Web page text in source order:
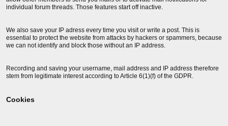
individual forum threads. Those features start off inactive.
We also save your IP adress every time you visit or write a post. This is
essential to protect the website from attacks by hackers or spammers, because
we can not identify and block those without an IP address.
Recording and saving your username, mail address and IP address therefore
stem from legitimate interest according to Article 6(1)(f) of the GDPR.
Cookies